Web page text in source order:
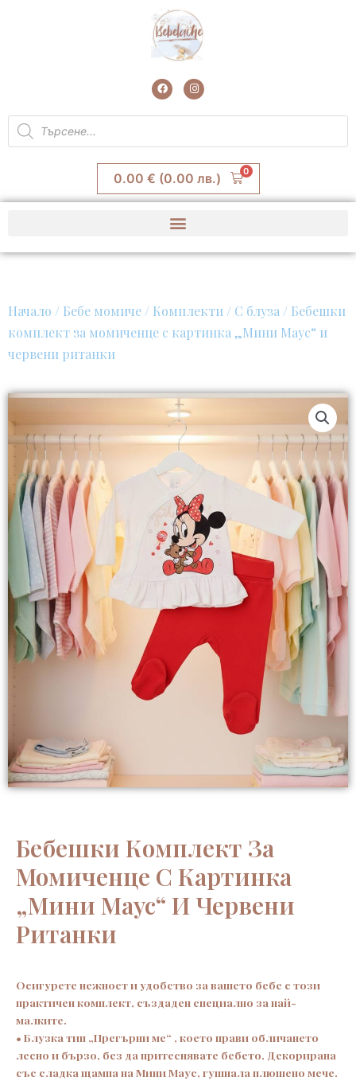
F
a
c
e
o
I
n
s
t
r
m
Products
search
0.00 € (0.00 лв.) 0
Начало / Бебе момиче / Комплекти / С блуза / Бебешки
комплект за момиченце с картинка „Мини Маус“ и
червени ританки
Бебешки Комплект За
Момиченце С Картинка
„Мини Маус“ И Червени
Ританки
Осигурете нежност и удобство за вашето бебе с този
практичен комплект, създаден специално за най-
малките.
• Блузка тип „Прегърни ме“ , което прави обличането
лесно и бързо, без да притеснявате бебето. Декорирана
със сладка щампа на Мини Маус, гушнала плюшено мече.